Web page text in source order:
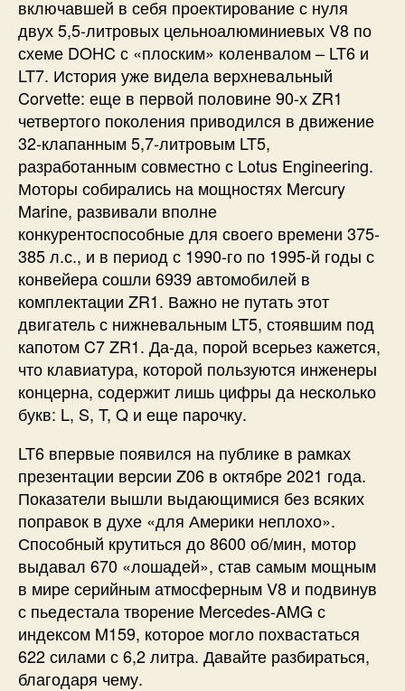
включавшей в себя проектирование с нуля
двух 5,5-литровых цельноалюминиевых V8 по
схеме DOHC с «плоским» коленвалом – LT6 и
LT7. История уже видела верхневальный
Corvette: еще в первой половине 90-х ZR1
четвертого поколения приводился в движение
32-клапанным 5,7-литровым LT5,
разработанным совместно с Lotus Engineering.
Моторы собирались на мощностях Mercury
Marine, развивали вполне
конкурентоспособные для своего времени 375-
385 л.с., и в период с 1990-го по 1995-й годы с
конвейера сошли 6939 автомобилей в
комплектации ZR1. Важно не путать этот
двигатель с нижневальным LT5, стоявшим под
капотом C7 ZR1. Да-да, порой всерьез кажется,
что клавиатура, которой пользуются инженеры
концерна, содержит лишь цифры да несколько
букв: L, S, T, Q и еще парочку.
LT6 впервые появился на публике в рамках
презентации версии Z06 в октябре 2021 года.
Показатели вышли выдающимися без всяких
поправок в духе «для Америки неплохо».
Способный крутиться до 8600 об/мин, мотор
выдавал 670 «лошадей», став самым мощным
в мире серийным атмосферным V8 и подвинув
с пьедестала творение Mercedes-AMG с
индексом M159, которое могло похвастаться
622 силами с 6,2 литра. Давайте разбираться,
благодаря чему.